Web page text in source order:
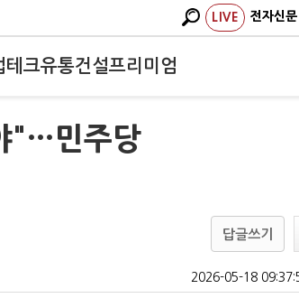
LIVE 전자신문
테크유통건설프리미엄
"…민주당
답글쓰기
2026-05-18